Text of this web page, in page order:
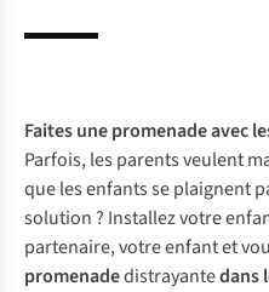
Faites unepromenade avec
Parfois, les parents veulent
que les enfants se plaignent
solution ? Installez votre
partenaire, votre enfant et
promenadedistrayantedans